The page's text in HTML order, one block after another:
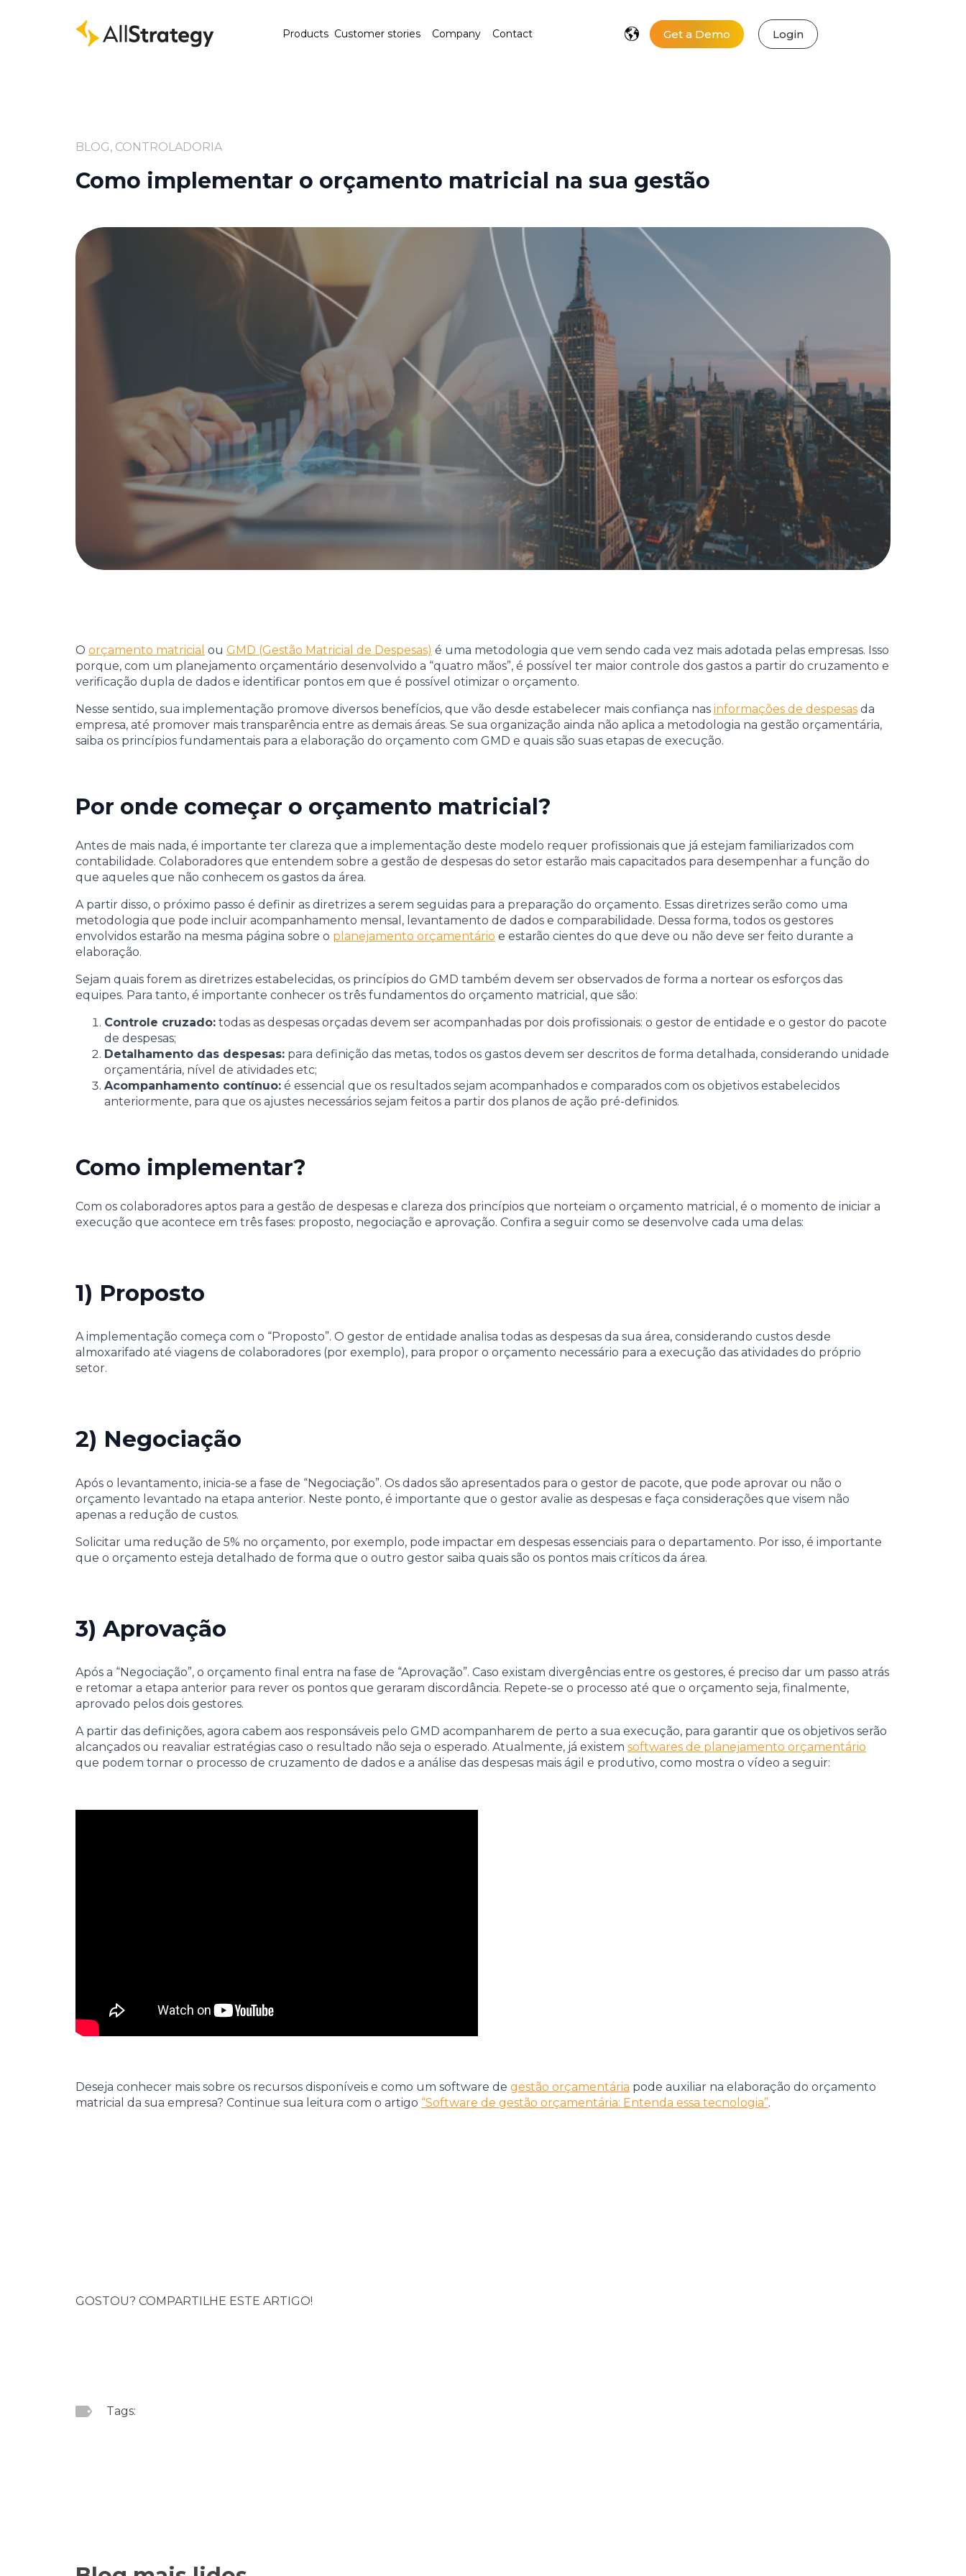
Products Customer stories Company Contact Get a Demo Login
BLOG, CONTROLADORIA
Como implementar o orçamento matricial na sua gestão
O orçamento matricial ou GMD (Gestão Matricial de Despesas) é uma metodologia que vem sendo cada vez mais adotada pelas empresas. Isso
porque, com um planejamento orçamentário desenvolvido a “quatro mãos”, é possível ter maior controle dos gastos a partir do cruzamento e
verificação dupla de dados e identificar pontos em que é possível otimizar o orçamento.
Nesse sentido, sua implementação promove diversos benefícios, que vão desde estabelecer mais confiança nas informações de despesas da
empresa, até promover mais transparência entre as demais áreas. Se sua organização ainda não aplica a metodologia na gestão orçamentária,
saiba os princípios fundamentais para a elaboração do orçamento com GMD e quais são suas etapas de execução.
Por onde começar o orçamento matricial?
Antes de mais nada, é importante ter clareza que a implementação deste modelo requer profissionais que já estejam familiarizados com
contabilidade. Colaboradores que entendem sobre a gestão de despesas do setor estarão mais capacitados para desempenhar a função do
que aqueles que não conhecem os gastos da área.
A partir disso, o próximo passo é definir as diretrizes a serem seguidas para a preparação do orçamento. Essas diretrizes serão como uma
metodologia que pode incluir acompanhamento mensal, levantamento de dados e comparabilidade. Dessa forma, todos os gestores
envolvidos estarão na mesma página sobre o planejamento orçamentário e estarão cientes do que deve ou não deve ser feito durante a
elaboração.
Sejam quais forem as diretrizes estabelecidas, os princípios do GMD também devem ser observados de forma a nortear os esforços das
equipes. Para tanto, é importante conhecer os três fundamentos do orçamento matricial, que são:
Controle cruzado: todas as despesas orçadas devem ser acompanhadas por dois profissionais: o gestor de entidade e o gestor do pacote
de despesas;
Detalhamento das despesas: para definição das metas, todos os gastos devem ser descritos de forma detalhada, considerando unidade
orçamentária, nível de atividades etc;
Acompanhamento contínuo: é essencial que os resultados sejam acompanhados e comparados com os objetivos estabelecidos
anteriormente, para que os ajustes necessários sejam feitos a partir dos planos de ação pré-definidos.
Como implementar?
Com os colaboradores aptos para a gestão de despesas e clareza dos princípios que norteiam o orçamento matricial, é o momento de iniciar a
execução que acontece em três fases: proposto, negociação e aprovação. Confira a seguir como se desenvolve cada uma delas:
1) Proposto
A implementação começa com o “Proposto”. O gestor de entidade analisa todas as despesas da sua área, considerando custos desde
almoxarifado até viagens de colaboradores (por exemplo), para propor o orçamento necessário para a execução das atividades do próprio
setor.
2) Negociação
Após o levantamento, inicia-se a fase de “Negociação”. Os dados são apresentados para o gestor de pacote, que pode aprovar ou não o
orçamento levantado na etapa anterior. Neste ponto, é importante que o gestor avalie as despesas e faça considerações que visem não
apenas a redução de custos.
Solicitar uma redução de 5% no orçamento, por exemplo, pode impactar em despesas essenciais para o departamento. Por isso, é importante
que o orçamento esteja detalhado de forma que o outro gestor saiba quais são os pontos mais críticos da área.
3) Aprovação
Após a “Negociação”, o orçamento final entra na fase de “Aprovação”. Caso existam divergências entre os gestores, é preciso dar um passo atrás
e retomar a etapa anterior para rever os pontos que geraram discordância. Repete-se o processo até que o orçamento seja, finalmente,
aprovado pelos dois gestores.
A partir das definições, agora cabem aos responsáveis pelo GMD acompanharem de perto a sua execução, para garantir que os objetivos serão
alcançados ou reavaliar estratégias caso o resultado não seja o esperado. Atualmente, já existem softwares de planejamento orçamentário
que podem tornar o processo de cruzamento de dados e a análise das despesas mais ágil e produtivo, como mostra o vídeo a seguir:
Deseja conhecer mais sobre os recursos disponíveis e como um software de gestão orçamentária pode auxiliar na elaboração do orçamento
matricial da sua empresa? Continue sua leitura com o artigo “Software de gestão orçamentária: Entenda essa tecnologia”.
GOSTOU? COMPARTILHE ESTE ARTIGO!
Tags: